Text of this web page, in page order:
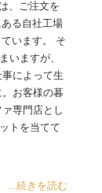
、ご注文を
る自社工場
います。 そ
いますが、
によって生
お客様の暮
専門店とし
トを当てて
...続きを読む